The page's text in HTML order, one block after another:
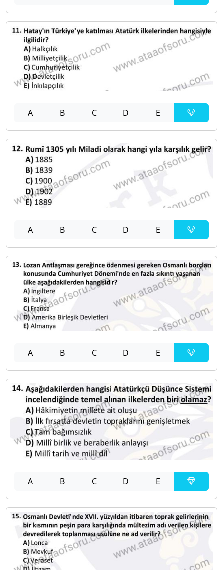
A B C D E
A B C D E
A B C D E
A B C D E